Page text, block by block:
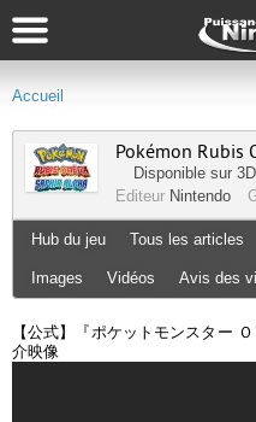
Accueil
Pokémon Rubis
Disponible sur
Editeur Nintendo
Hub du jeu Tous les articles
Images Vidéos Avis des
【公式】『ポケットモンスター
介映像